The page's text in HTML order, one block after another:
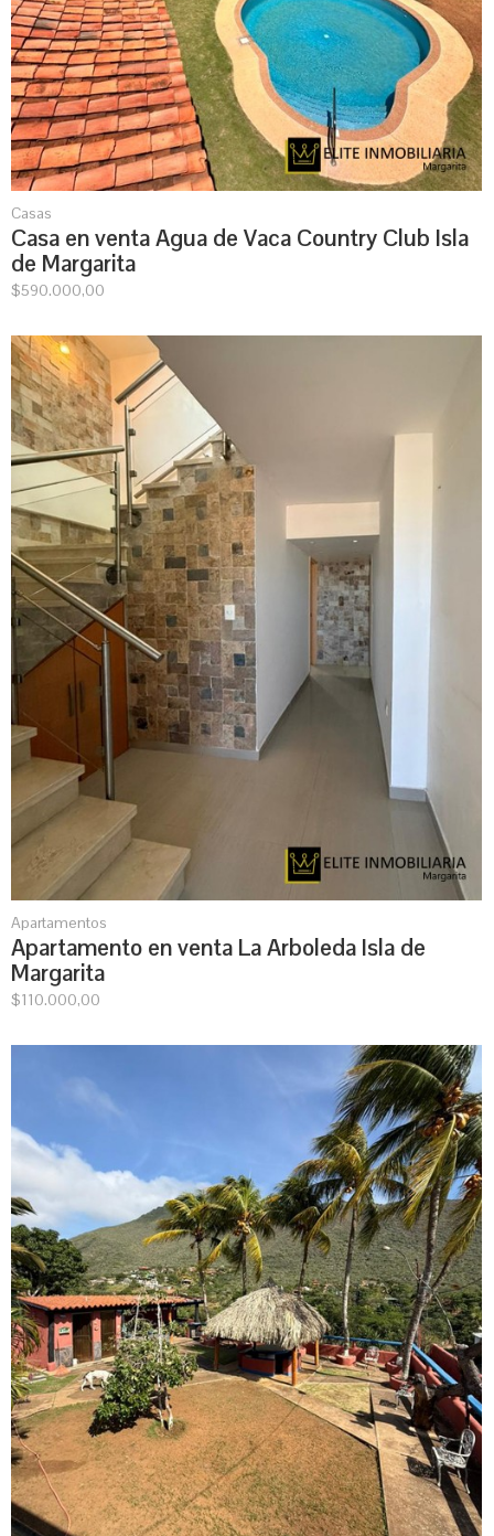
Casas
Casa en venta Agua de Vaca Country Club Isla
de Margarita
$590.000,00
Apartamentos
Apartamento en venta La Arboleda Isla de
Margarita
$110.000,00